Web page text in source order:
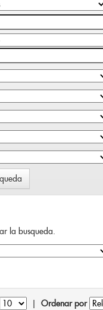
la busqueda.
Ordenar por